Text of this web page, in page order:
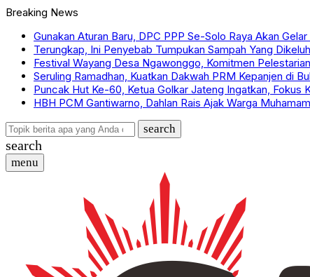
Breaking News
Gunakan Aturan Baru, DPC PPP Se-Solo Raya Akan
Terungkap, Ini Penyebab Tumpukan Sampah Yang
Festival Wayang Desa Ngawonggo, Komitmen
Seruling Ramadhan, Kuatkan Dakwah PRM Kepanjen di
Puncak Hut Ke-60, Ketua Golkar Jateng Ingatkan, Fokus
HBH PCM Gantiwarno, Dahlan Rais Ajak Warga
search
search
menu